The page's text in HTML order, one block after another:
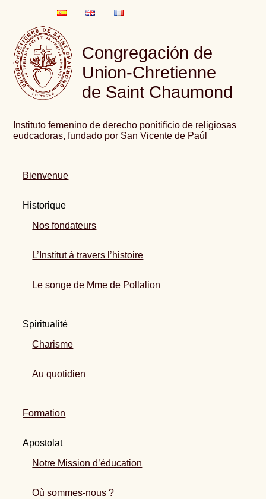
Congregación de
Union-Chretienne
de Saint Chaumond
Instituto femenino de derecho ponitificio de religiosas
eudcadoras, fundado por San Vicente de Paúl
Bienvenue
Historique
Nos fondateurs
L’Institut à travers l’histoire
Le songe de Mme de Pollalion
Spiritualité
Charisme
Au quotidien
Formation
Apostolat
Notre Mission d’éducation
Où sommes-nous ?